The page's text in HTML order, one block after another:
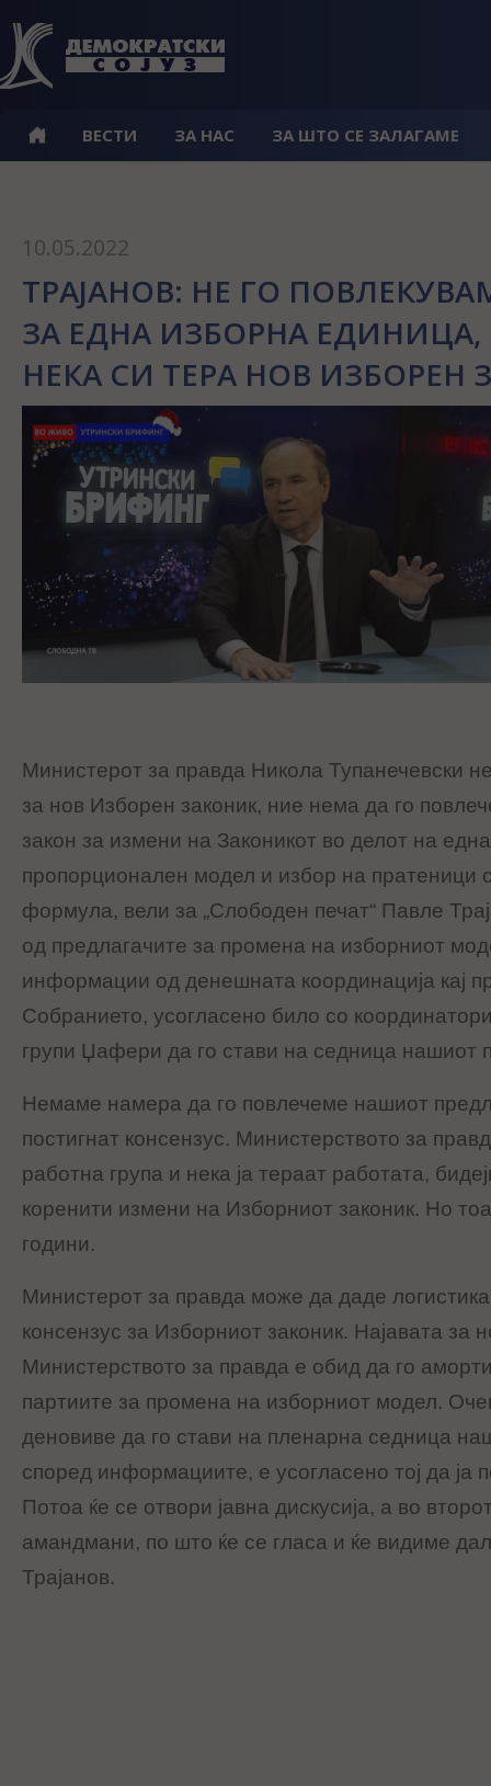
ВЕСТИ ЗА НАС ЗА ШТО СЕ ЗАЛАГАМЕ
10.05.2022
ТРАЈАНОВ: НЕ ГО
ЗА ЕДНА ИЗБОРНА
НЕКА СИ ТЕРА НОВ ИЗБОРЕН
Министерот за правда Никола Тупанечевски
за нов Изборен законик, ние нема да го
закон за измени на Законикот во делот на
пропорционален модел и избор на пратеници
формула, вели за „Слободен печат“ Павле
од предлагачите за промена на изборниот
информации од денешната координација кај
Собранието, усогласено било со
групи Џафери да го стави на седница нашиот
Немаме намера да го повлечеме нашиот
постигнат консензус. Министерството за
работна група и нека ја тераат работата,
коренити измени на Изборниот законик. Но
години.
Министерот за правда може да даде
консензус за Изборниот законик. Најавата за
Министерството за правда е обид да го
партиите за промена на изборниот модел.
деновиве да го стави на пленарна седница
според информациите, е усогласено тој да ја
Потоа ќе се отвори јавна дискусија, а во
амандмани, по што ќе се гласа и ќе видиме
Трајанов.